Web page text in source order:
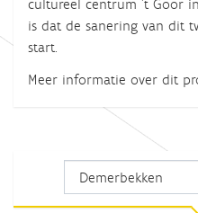
cultureel centrum 't Goor
is dat de sanering van dit
start.
Meer informatie over dit